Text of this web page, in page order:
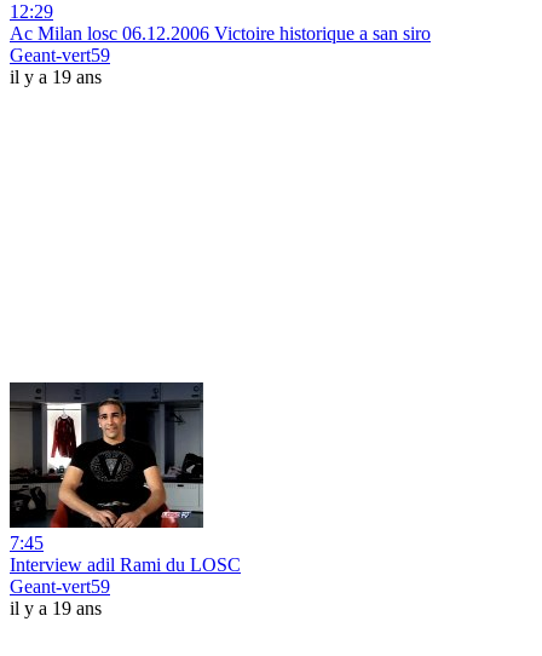
12:29
Ac Milan losc 06.12.2006 Victoire historique a san siro
Geant-vert59
il y a 19 ans
7:45
Interview adil Rami du LOSC
Geant-vert59
il y a 19 ans